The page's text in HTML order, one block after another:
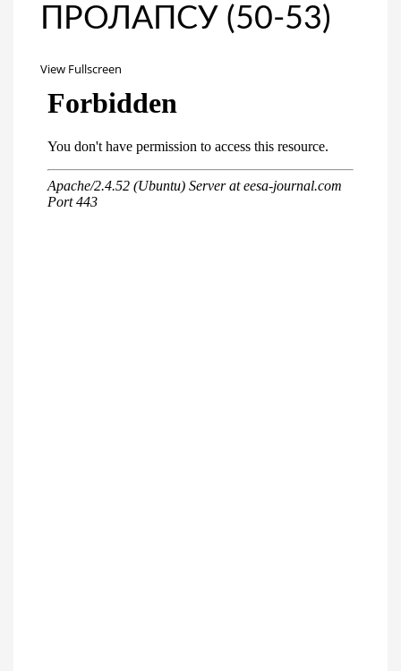
ПРОЛАПСУ (50-53)
View Fullscreen
PDF